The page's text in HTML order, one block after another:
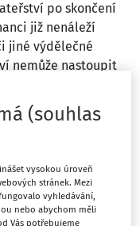
po skončení
již nenáleží
jiné výdělečné
nemůže nastoupit
zaměstnání, ve
kromě
vzniká nárok
tak, jako by v
Obdobně
výdělečných
(souhlas
vysokou úroveň
stránek. Mezi
vyhledávání,
nebo abychom měli
Vás potřebujeme